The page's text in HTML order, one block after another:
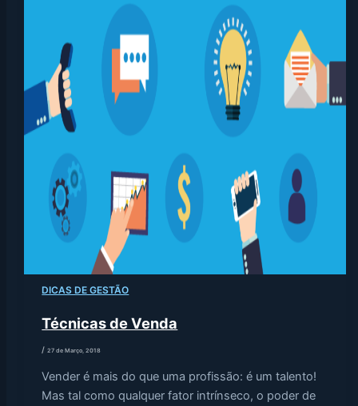
DICAS DE GESTÃO
Técnicas de Venda
/27 de Março, 2018
Vender é mais do que uma profissão: é um talento!
Mas tal como qualquer fator intrínseco, o poder de